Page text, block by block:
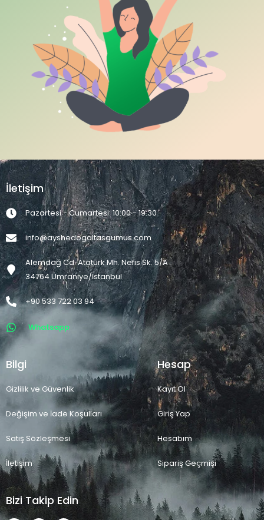
İletişim
Pazartesi - Cumartesi: 10:00 - 19:30
info@ayshedogaltasgumus.com
Alemdağ Cd. Atatürk Mh. Nefis Sk. 5/A
34764 Ümraniye/İstanbul
+90 533 722 03 94
Whatsapp
Bilgi
Gizlilik ve Güvenlik
Değişim ve İade Koşulları
Satış Sözleşmesi
İletişim
Hesap
Kayıt Ol
Giriş Yap
Hesabım
Sipariş Geçmişi
Bizi Takip Edin